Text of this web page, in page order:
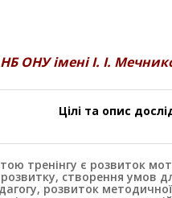
ОНУ імені І. І.
Цілі та опис
тренінгу є розвиток
створення умов
розвиток